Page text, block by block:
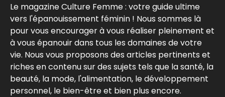
Le magazine Culture Femme : votre guide ultime
vers l'épanouissement féminin ! Nous sommes là
pour vous encourager à vous réaliser pleinement et
à vous épanouir dans tous les domaines de votre
vie. Nous vous proposons des articles pertinents et
riches en contenu sur des sujets tels que la santé, la
beauté, la mode, l'alimentation, le développement
personnel, le bien-être et bien plus encore.